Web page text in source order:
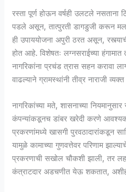
रस्ता पूर्ण होऊन वर्षही उलटले नसताना
पडले असून, तात्पुरती डागडुजी करून
ही उपाययोजना अपुरी ठरत असून,
होत आहे. विशेषतः लग्नसराईच्या
नागरिकांना प्रचंड त्रास सहन करावा
वाढल्याने ग्रामस्थांनी तीव्र नाराजी
नागरिकांच्या मते, शासनाच्या
कंपन्यांकडूनच डांबर खरेदी करणे
प्रकरणांमध्ये खासगी पुरवठादारांकडून
यामुळे कामाच्या गुणवत्तेवर परिणाम
प्रकरणाची सखोल चौकशी झाली, तर
कंत्राटदार अडचणीत येऊ शकतात,